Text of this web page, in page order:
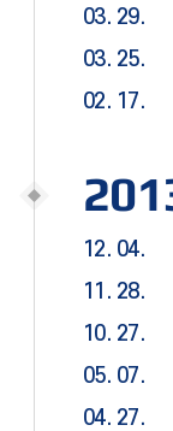
03. 29.
03. 25.
02. 17.
12. 04.
11. 28.
10. 27.
05. 07.
04. 27.